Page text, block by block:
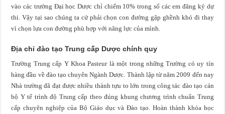
vào các trường Đại học Dược chỉ chiếm 10% trong số các em đăng ký dự
thi. Vậy tại sao chúng ta cứ phải chọn con đường gập ghềnh khó đi thay
vì chọn lựa con đường phù hợp với năng lực của mình.
Địa chỉ đào tạo Trung cấp Dược chính quy
Trường Trung cấp Y Khoa Pasteur là một trong những Trường có uy tín
hàng đầu về đào tạo chuyên Ngành Dược. Thành lập từ năm 2009 đến nay
Nhà trường đã đạt được nhiều thành tựu to lớn trong công tác đào tạo cán
bộ Y tế trình độ Trung cấp theo đúng khung chương trình chuẩn Trung
cấp chuyên nghiệp của Bộ Giáo dục và Đào tạo. Hoàn thành khóa học